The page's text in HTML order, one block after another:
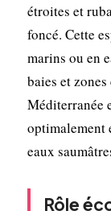
étroites et
foncé. Cette
marins ou en
baies et
Méditerranée
optimalement
eaux
Rôle